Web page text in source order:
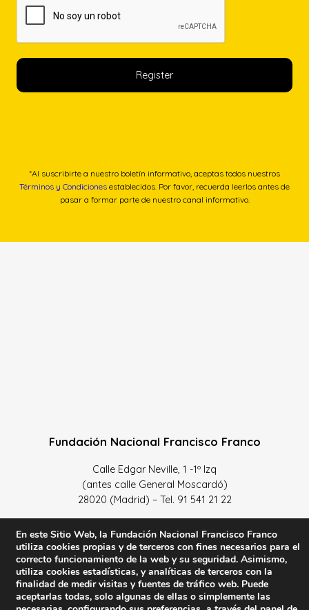
*Al suscribirte a nuestro boletín informativo, aceptas todos nuestros
Términos y Condiciones establecidos. Por favor, recuerda leerlos antes de
pasar a formar parte de nuestro canal informativo.
Fundación Nacional Francisco Franco
Calle Edgar Neville, 1 -1º Izq
(antes calle General Moscardó)
28020 (Madrid) – Tel. 91 541 21 22
Política de Privacidad y protección de datos–Sus datos
En este Sitio Web, la Fundación Nacional Francisco Franco
utiliza cookies propias y de terceros con fines necesarios para el
correcto funcionamiento de la web y su seguridad. Asimismo,
utiliza cookies estadísticas, y analíticas de terceros con la
finalidad de medir visitas y fuentes de tráfico web. Puede
aceptarlas todas, solo algunas de ellas o simplemente las